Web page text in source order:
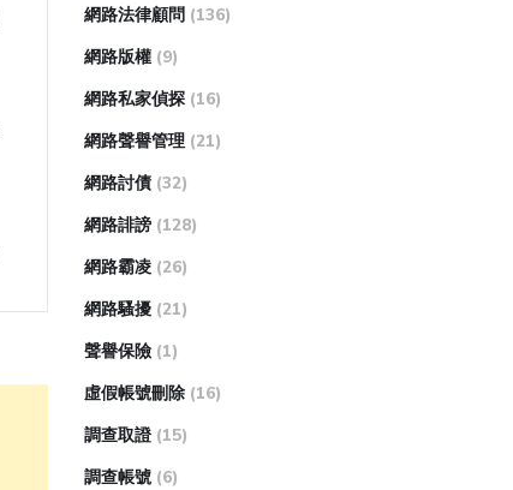
網路法律顧問 (136)
網路版權 (9)
網路私家偵探 (16)
網路聲譽管理 (21)
網路討債 (32)
網路誹謗 (128)
網路霸凌 (26)
網路騷擾 (21)
聲譽保險 (1)
虛假帳號刪除 (16)
調查取證 (15)
調查帳號 (6)